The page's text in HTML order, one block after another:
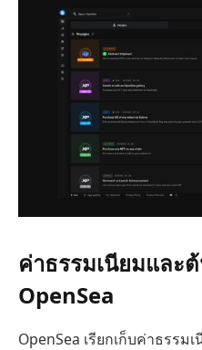
ค่าธรรมเนียมและ
OpenSea
OpenSea เรียกเก็บค่าธรรม